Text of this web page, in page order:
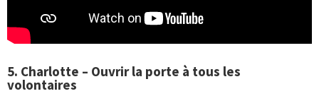
5. Charlotte – Ouvrir la porte à tous les
volontaires